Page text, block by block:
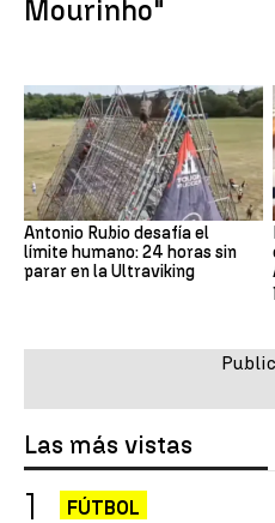
Mourinho"
Antonio Rubio desafía el
límite humano: 24 horas sin
parar en la Ultraviking
Las más vistas
FÚTBOL